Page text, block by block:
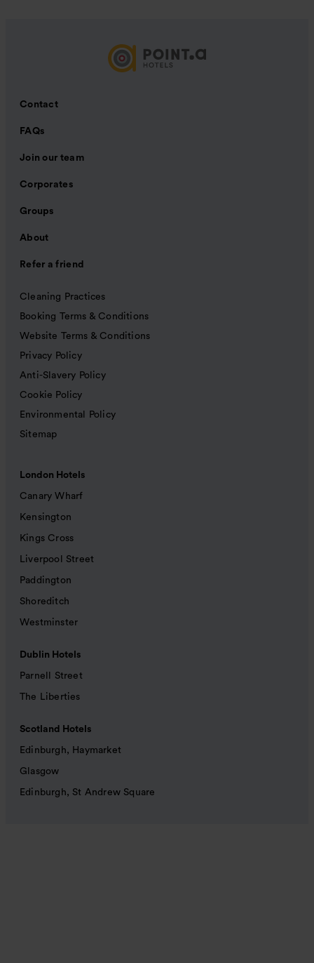
Contact
FAQs
Join our team
Corporates
Groups
About
Refer a friend
Cleaning Practices
Booking Terms & Conditions
Website Terms & Conditions
Privacy Policy
Anti-Slavery Policy
Cookie Policy
Environmental Policy
Sitemap
London Hotels
Canary Wharf
Kensington
Kings Cross
Liverpool Street
Paddington
Shoreditch
Westminster
Dublin Hotels
Parnell Street
The Liberties
Scotland Hotels
Edinburgh, Haymarket
Glasgow
Edinburgh, St Andrew Square